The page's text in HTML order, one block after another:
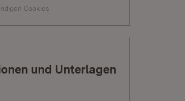
Cookies
und Unterlagen